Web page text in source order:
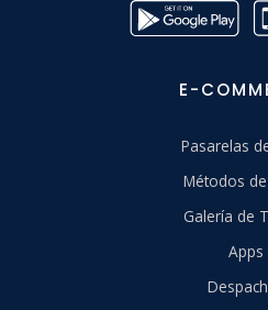
E-
Pasarelas
Métodos
Galería de
Apps